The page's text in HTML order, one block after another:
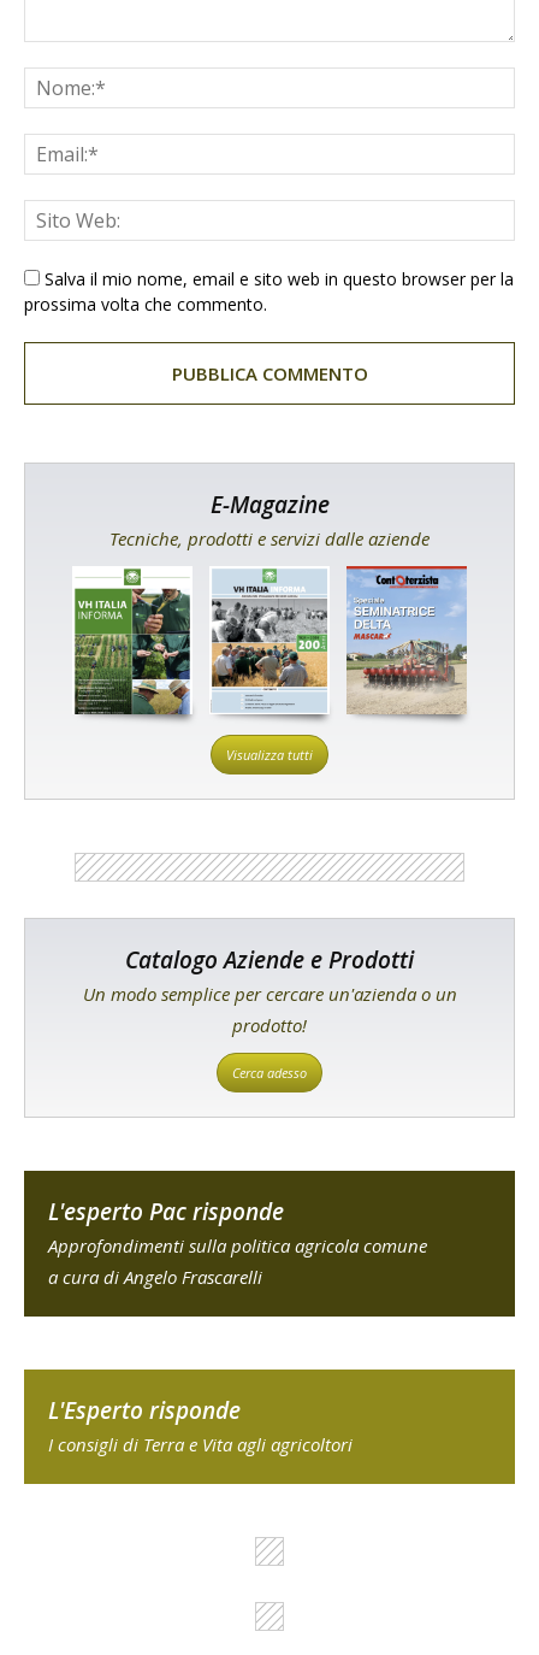
Salva il mio nome, email e sito web in questo browser per la
prossima volta che commento.
E-Magazine
Tecniche, prodotti e servizi dalle aziende
Visualizza tutti
Catalogo Aziende e Prodotti
Un modo semplice per cercare un'azienda o un
prodotto!
Cerca adesso
L'esperto Pac risponde
Approfondimenti sulla politica agricola comune
a cura di Angelo Frascarelli
L'Esperto risponde
I consigli di Terra e Vita agli agricoltori